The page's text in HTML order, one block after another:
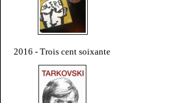
2016 - Trois cent soixante